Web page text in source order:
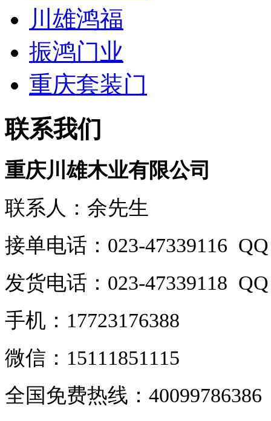
川雄鸿福
振鸿门业
重庆套装门
联系我们
重庆川雄木业有限公司
联系人：余先生
接单电话：023-47339116
发货电话：023-47339118
手机：17723176388
微信：15111851115
全国免费热线：40099786386